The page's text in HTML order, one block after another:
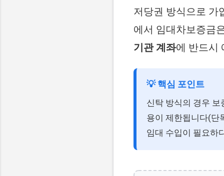
저당권 방식으로 가
에서 임대차보증금
기관 계좌에 반드시
💡 핵심 포인트
신탁 방식의 경우
용이 제한됩니다(단
임대 수입이 필요하